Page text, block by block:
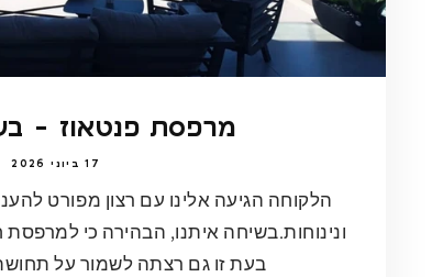
מרפסת פנטאוז -
17 ביוני 2026
הלקוחה הגיעה אלינו עם רצון מפורט
ונינוחות.בשיחה איתנו, הבהירה כי
בעת זו גם רצתה לשמור על תחושת